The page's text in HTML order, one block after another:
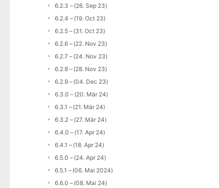
6.2.3 – (26. Sep 23)
6.2.4 – (19. Oct 23)
6.2.5 – (31. Oct 23)
6.2.6 – (22. Nov 23)
6.2.7 – (24. Nov 23)
6.2.8 – (28. Nov 23)
6.2.9 – (04. Dec 23)
6.3.0 – (20. Mär 24)
6.3.1 – (21. Mär 24)
6.3.2 – (27. Mär 24)
6.4.0 – (17. Apr 24)
6.4.1 – (18. Apr 24)
6.5.0 – (24. Apr 24)
6.5.1 – (06. Mai 2024)
6.6.0 – (08. Mai 24)